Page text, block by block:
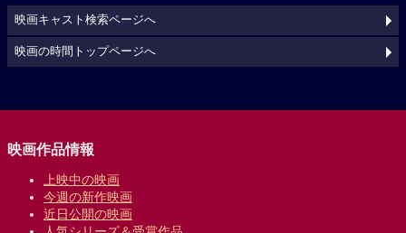
映画キャスト検索ページへ
映画の時間トップページへ
映画作品情報
上映中の映画
今週の新作映画
近日公開の映画